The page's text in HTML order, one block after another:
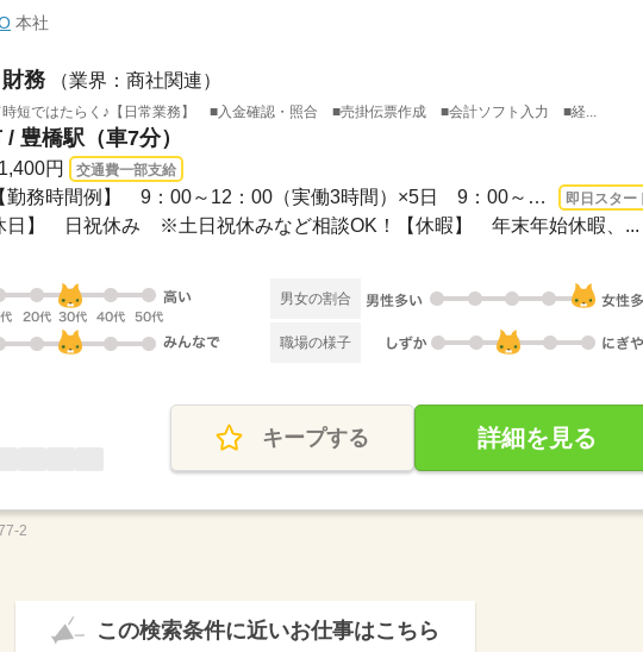
本社
務 （業界：商社関連）
時短ではたらく♪【日常業務】 ■入金確認・照合 ■売掛伝票作成 ■会計ソフト入力 ■経...
豊橋駅（車7分）
円 交通費一部支給
長期 即日〜 / 【勤務時間例】 9：00～12：00（実働3時間）×5日 9：00～15：00（実... 即日スター
日】 日祝休み ※土日祝休みなど相談OK！【休暇】 年末年始休暇、...
男女の割合
職場の様子
キープする 詳細を見る
2
この検索条件に近いお仕事はこちら